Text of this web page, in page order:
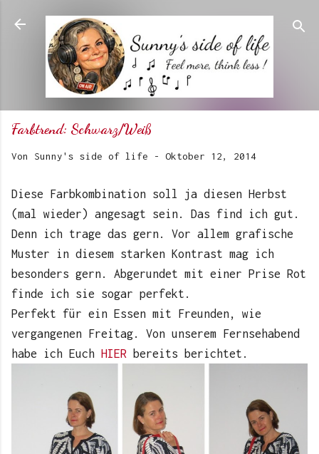
Direkt zum Hauptbereich
Farbtrend: Schwarz/Weiß
Von Sunny's side of life - Oktober 12, 2014
Diese Farbkombination soll ja diesen Herbst
(mal wieder) angesagt sein. Das find ich gut.
Denn ich trage das gern. Vor allem grafische
Muster in diesem starken Kontrast mag ich
besonders gern. Abgerundet mit einer Prise Rot
finde ich sie sogar perfekt.
Perfekt für ein Essen mit Freunden, wie
vergangenen Freitag. Von unserem Fernsehabend
habe ich Euch
HIER bereits berichtet.